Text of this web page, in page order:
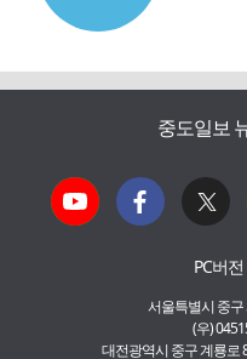
중도일보
PC버전
서울특별시 중
(우)
대전광역시 중구 계룡로